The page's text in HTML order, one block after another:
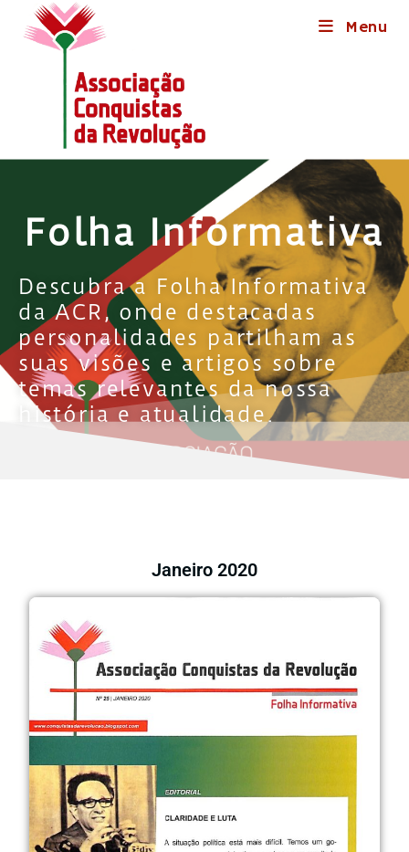
Menu
Folha Informativa
Descubra a Folha Informativa
da ACR, onde destacadas
personalidades partilham as
suas visões e artigos sobre
temas relevantes da nossa
história e atualidade.
Janeiro 2020